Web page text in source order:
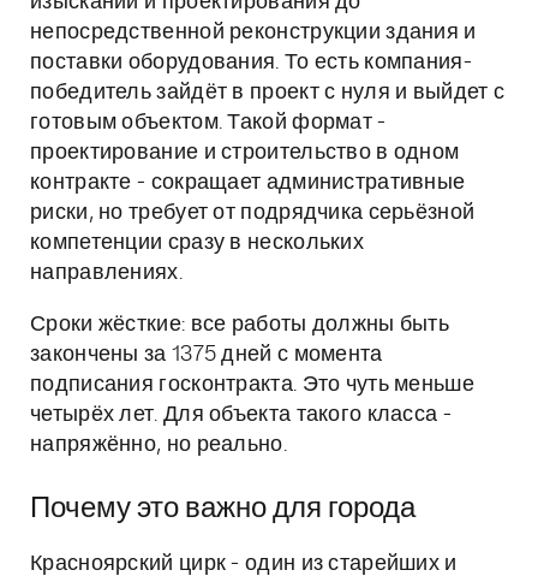
непосредственной реконструкции здания и
поставки оборудования. То есть компания-
победитель зайдёт в проект с нуля и выйдет с
готовым объектом. Такой формат -
проектирование и строительство в одном
контракте - сокращает административные
риски, но требует от подрядчика серьёзной
компетенции сразу в нескольких
направлениях.
Сроки жёсткие: все работы должны быть
закончены за 1375 дней с момента
подписания госконтракта. Это чуть меньше
четырёх лет. Для объекта такого класса -
напряжённо, но реально.
Почему это важно для города
Красноярский цирк - один из старейших и